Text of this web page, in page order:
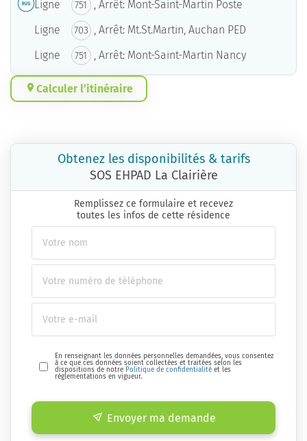
Ligne 751
, Arrêt: Mont-Saint-Martin Poste
Ligne
703
, Arrêt: Mt.St.Martin, Auchan PED
Ligne
751 , Arrêt: Mont-Saint-Martin Nancy
Calculer l’itinéraire
Obtenez les disponibilités & tarifs
SOS EHPAD La Clairière
Remplissez ce formulaire et recevez
toutes les infos de cette résidence
En renseignant les données personnelles demandées, vous consentez
à ce que ces données soient collectées et traitées selon les
dispositions de notre Politique de confidentialité et les
réglementations en vigueur.
Envoyer ma demande